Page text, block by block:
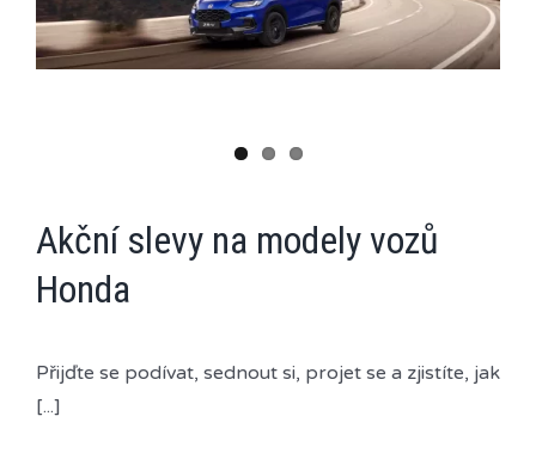
Akční slevy na modely vozů
Honda
Přijďte se podívat, sednout si, projet se a zjistíte, jak
[...]